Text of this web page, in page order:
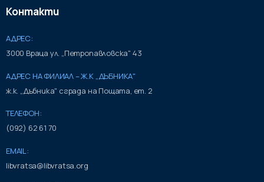
Контакти
АДРЕС:
3000 Враца ул. „Петропавловска" 43
АДРЕС НА ФИЛИАЛ – Ж.К „ДЪБНИКА"
ж.к. „Дъбника" сграда на Пощата, ет. 2
ТЕЛЕФОН:
(092) 62 61 70
EMAIL:
libvratsa@libvratsa.org